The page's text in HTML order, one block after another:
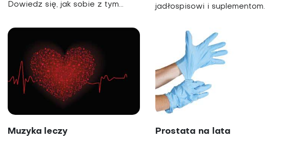
Dowiedz się, jak sobie z tym...
jadłospisowi i suplementom.
Muzyka leczy Prostata na lata